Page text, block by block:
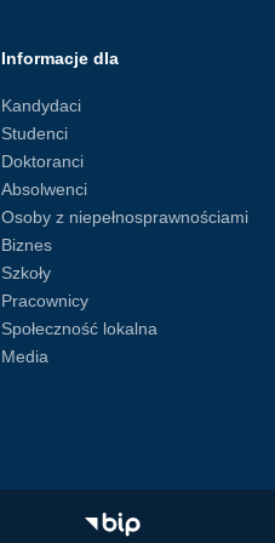
Informacje dla
Kandydaci
Studenci
Doktoranci
Absolwenci
Osoby z niepełnosprawnościami
Biznes
Szkoły
Pracownicy
Społeczność lokalna
Media